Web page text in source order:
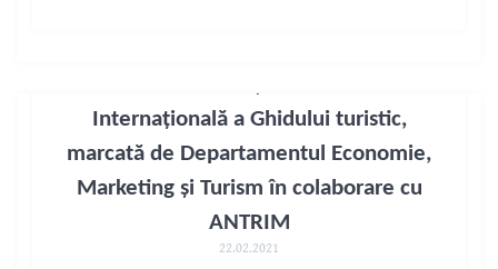
Internațională a Ghidului turistic,
marcată de Departamentul Economie,
Marketing și Turism în colaborare cu
ANTRIM
22.02.2021